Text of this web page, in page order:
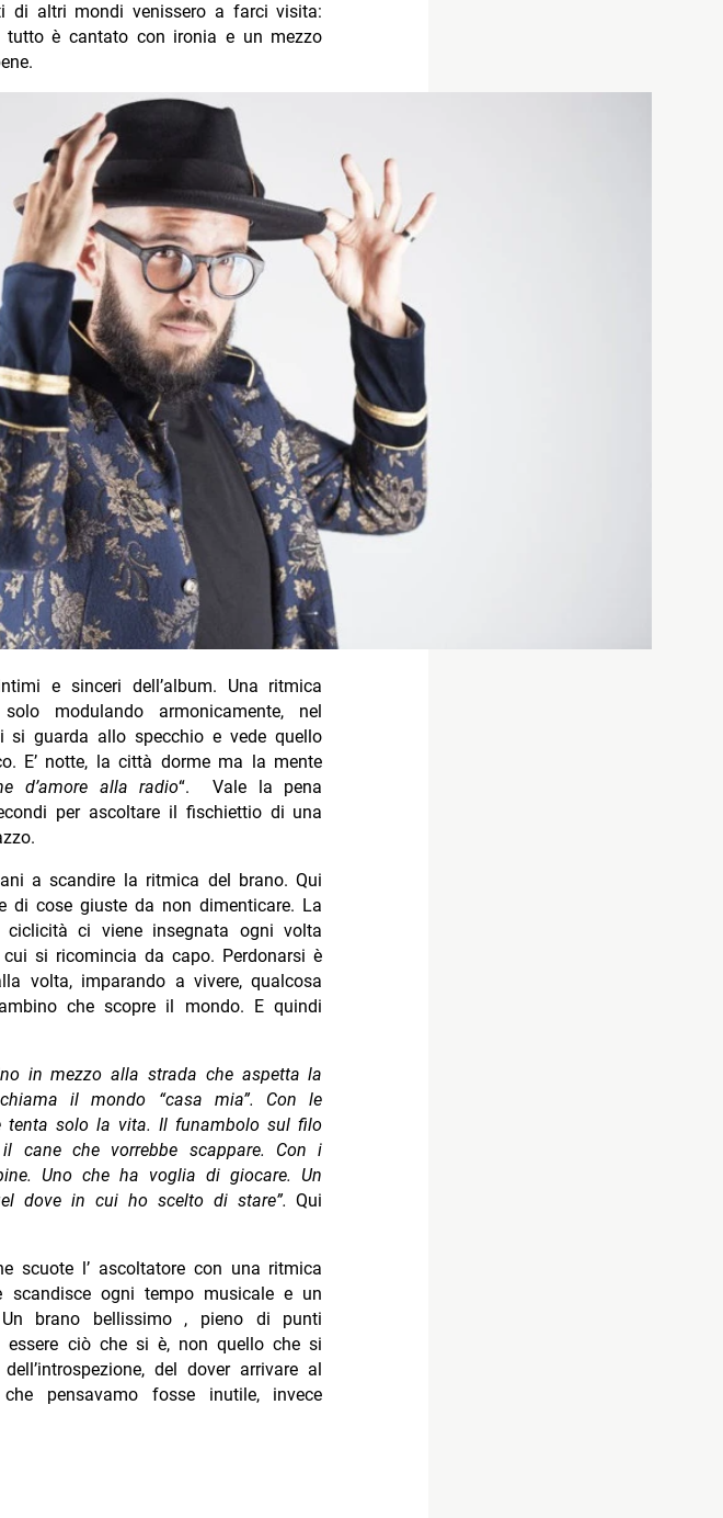
di altri mondi venissero a farci visita:
tutto è cantato con ironia e un mezzo
e sinceri dell’album. Una ritmica
modulando armonicamente, nel
guarda allo specchio e vede quello
E’ notte, la città dorme ma la mente
d’amore alla radio“. Vale la pena
per ascoltare il fischiettio di una
a scandire la ritmica del brano. Qui
di cose giuste da non dimenticare. La
ci viene insegnata ogni volta
si ricomincia da capo. Perdonarsi è
volta, imparando a vivere, qualcosa
che scopre il mondo. E quindi
in mezzo alla strada che aspetta la
il mondo “casa mia”. Con le
tenta solo la vita. Il funambolo sul filo
che vorrebbe scappare. Con i
Uno che ha voglia di giocare. Un
dove in cui ho scelto di stare”.Qui
scuote l’ ascoltatore con una ritmica
ogni tempo musicale e un
brano bellissimo , pieno di punti
ciò che si è, non quello che si
del dover arrivare al
pensavamo fosse inutile, invece